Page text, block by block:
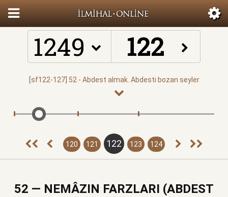
1249
120 121 122 123 124
52 — NEMÂZIN FARZLARI (ABDEST